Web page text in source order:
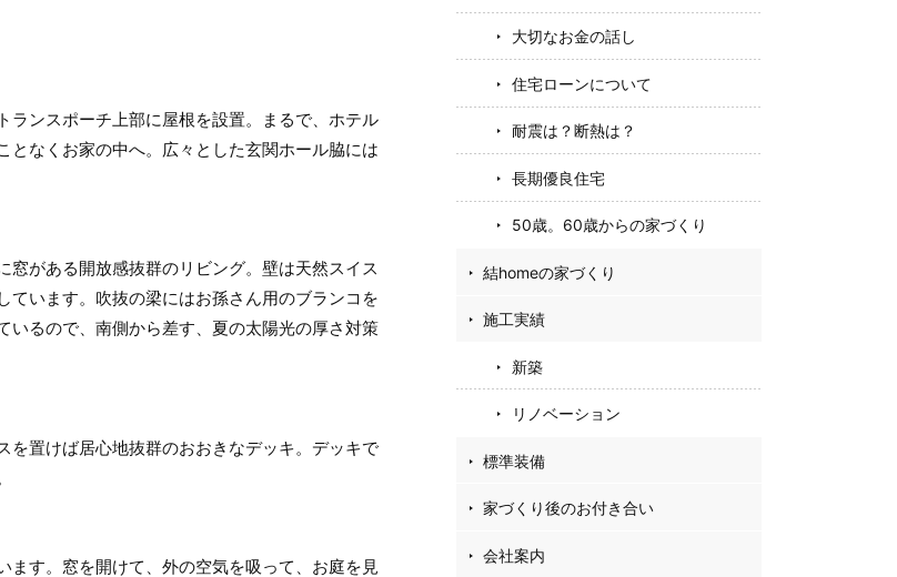
ランスポーチ上部に屋根を設置。まるで、ホテル
なくお家の中へ。広々とした玄関ホール脇には
がある開放感抜群のリビング。壁は天然スイス
います。吹抜の梁にはお孫さん用のブランコを
るので、南側から差す、夏の太陽光の厚さ対策
を置けば居心地抜群のおおきなデッキ。デッキで
ます。窓を開けて、外の空気を吸って、お庭を見
大切なお金の話し
住宅ローンについて
耐震は？断熱は？
長期優良住宅
50歳。60歳からの家づくり
結homeの家づくり
施工実績
新築
リノベーション
標準装備
家づくり後のお付き合い
会社案内